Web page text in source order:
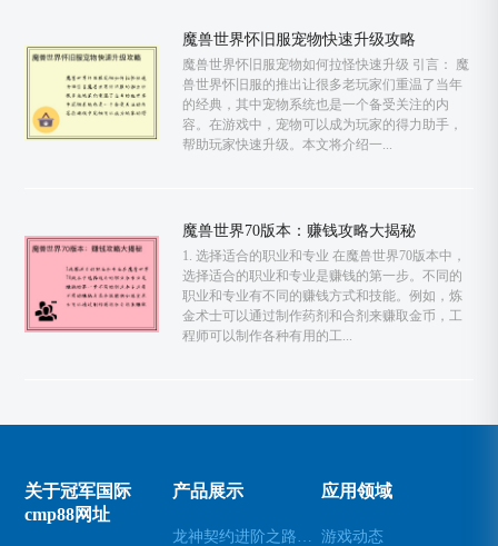
魔兽世界怀旧服宠物快速升级攻略
魔兽世界怀旧服宠物如何拉怪快速升级 引言： 魔
兽世界怀旧服的推出让很多老玩家们重温了当年
的经典，其中宠物系统也是一个备受关注的内
容。在游戏中，宠物可以成为玩家的得力助手，
帮助玩家快速升级。本文将介绍一...
魔兽世界70版本：赚钱攻略大揭秘
1. 选择适合的职业和专业 在魔兽世界70版本中，
选择适合的职业和专业是赚钱的第一步。不同的
职业和专业有不同的赚钱方式和技能。例如，炼
金术士可以通过制作药剂和合剂来赚取金币，工
程师可以制作各种有用的工...
关于冠军国际
cmp88网址
产品展示
龙神契约进阶之路：揭秘超凡羁绊的奥秘
应用领域
游戏动态